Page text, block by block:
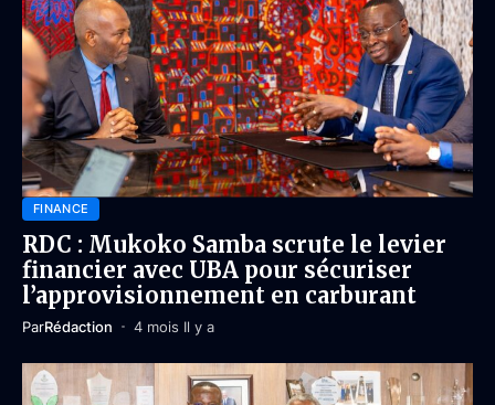
FINANCE
RDC : Mukoko Samba scrute le levier
financier avec UBA pour sécuriser
l’approvisionnement en carburant
ParRédaction 4 mois Il y a